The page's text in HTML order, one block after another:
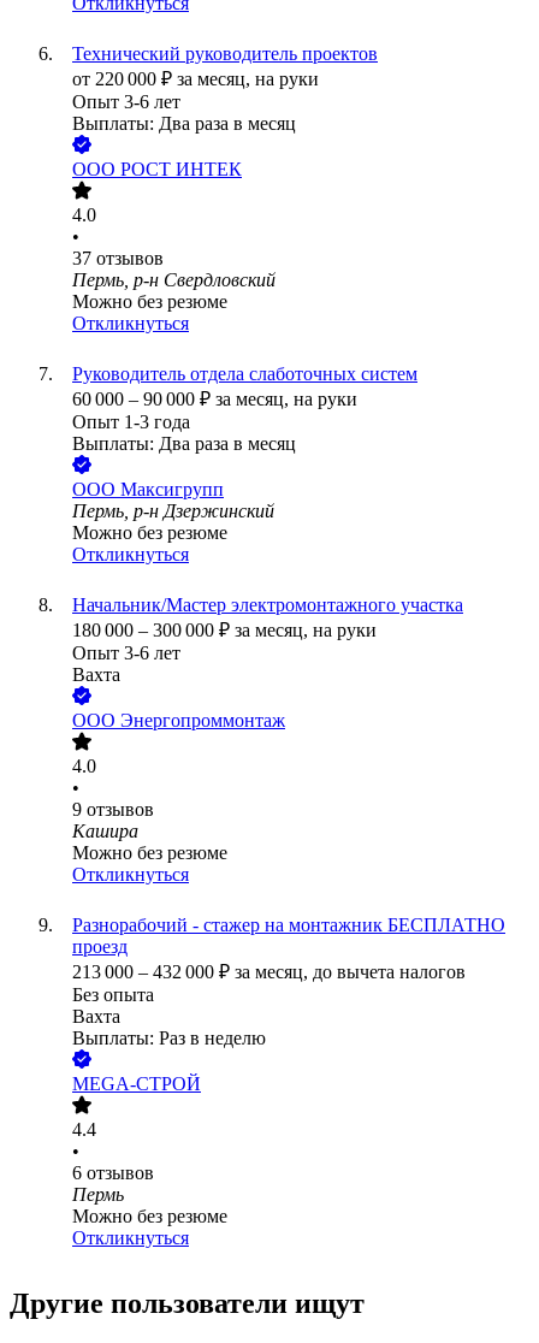
Технический руководитель проектов
от 220 000 ₽ за месяц, на руки
Опыт 3-6 лет
Выплаты: Два раза в месяц
ООО РОСТ ИНТЕК
4.0
•
37 отзывов
Пермь, р-н Свердловский
Можно без резюме
Откликнуться
Руководитель отдела слаботочных систем
60 000 – 90 000 ₽ за месяц, на руки
Опыт 1-3 года
Выплаты: Два раза в месяц
ООО Максигрупп
Пермь, р-н Дзержинский
Можно без резюме
Откликнуться
Начальник/Мастер электромонтажного участка
180 000 – 300 000 ₽ за месяц, на руки
Опыт 3-6 лет
Вахта
ООО Энергопроммонтаж
4.0
•
9 отзывов
Кашира
Можно без резюме
Откликнуться
Разнорабочий - стажер на монтажник БЕСПЛАТНО
проезд
213 000 – 432 000 ₽ за месяц, до вычета налогов
Без опыта
Вахта
Выплаты: Раз в неделю
MEGA-СТРОЙ
4.4
•
6 отзывов
Пермь
Можно без резюме
Откликнуться
Другие пользователи ищут